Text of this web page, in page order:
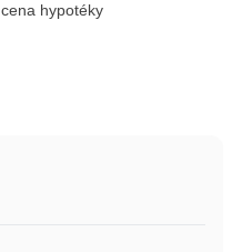
cena hypotéky